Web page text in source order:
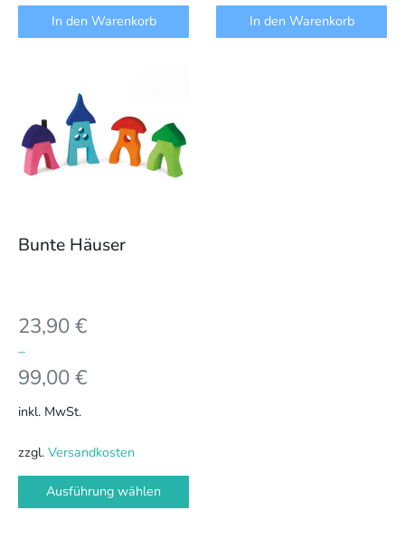
In den Warenkorb In den Warenkorb
Bunte Häuser
23,90€
–
99,00€
inkl. MwSt.
zzgl. Versandkosten
Ausführung wählen
mehrere
Varianten
auf.
können
auf
gewählt